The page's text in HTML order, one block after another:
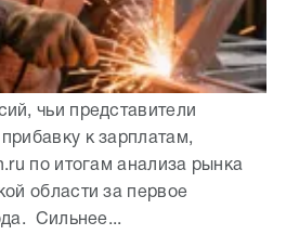
чьи представители
к зарплатам,
по итогам анализа рынка
области за первое
Сильнее...